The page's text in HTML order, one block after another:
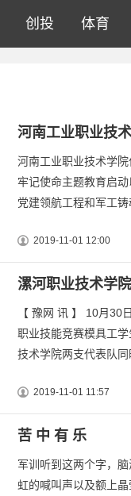
创投 体育
河南工业职业技
河南工业职业技术学
牢记使命主题教育启
党建领航工程和军工
2019-11-01 12:00
漯河职业技术学
【 豫网 讯 】 10月30
职业技能竞赛模具工
技术学院两支代表队
2019-11-01 11:57
苦 中 有 乐
军训听到这两个字，
虹的喊叫声以及额上